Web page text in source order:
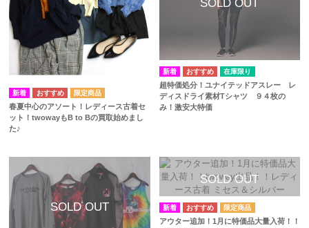
春夏中心のアソート！レディース古着セ
ット！twowayもB to Bの買取始めまし
た♪
在庫限り
超特価処分！ユナイテッドアスレー レ
ディスドライ素材Tシャツ ９４枚の
み！激安大特価
アウター追加！1月に特価品大量入荷！！